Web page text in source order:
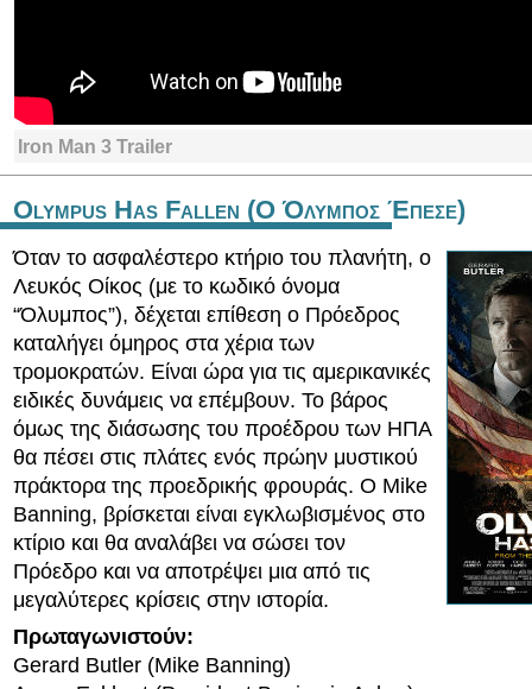
Iron Man 3 Trailer
Olympus Has Fallen (Ο Όλυμπος Έπεσε)
Όταν το ασφαλέστερο κτήριο του πλανήτη, ο
Λευκός Οίκος (με το κωδικό όνομα
“Όλυμπος”), δέχεται επίθεση ο Πρόεδρος
καταλήγει όμηρος στα χέρια των
τρομοκρατών. Είναι ώρα για τις αμερικανικές
ειδικές δυνάμεις να επέμβουν. Το βάρος
όμως της διάσωσης του προέδρου των ΗΠΑ
θα πέσει στις πλάτες ενός πρώην μυστικού
πράκτορα της προεδρικής φρουράς. Ο Mike
Banning, βρίσκεται είναι εγκλωβισμένος στο
κτίριο και θα αναλάβει να σώσει τον
Πρόεδρο και να αποτρέψει μια από τις
μεγαλύτερες κρίσεις στην ιστορία.
Πρωταγωνιστούν:
Gerard Butler (Mike Banning)